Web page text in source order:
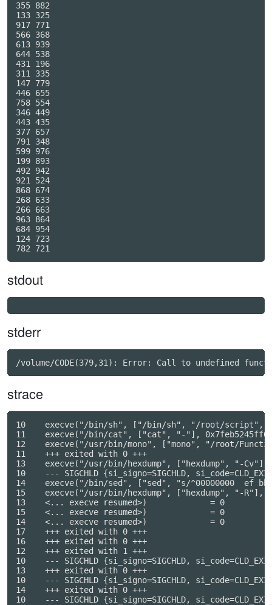
355 882
133 325
917 771
566 368
613 939
644 538
431 196
311 335
147 779
446 655
758 554
346 449
443 435
377 657
791 348
599 976
199 893
492 942
921 524
868 674
268 633
266 663
963 864
684 954
124 723
stdout
stderr
strace
10    execve("/bin/sh", ["/bin/sh", "/root/script", "/
11    execve("/bin/cat", ["cat", "-"],
12    execve("/usr/bin/mono", ["mono", "/root/
11    +++ exited with 0 +++
13    execve("/usr/bin/hexdump", ["hexdump", "-
10    --- SIGCHLD {si_signo=SIGCHLD,
14    execve("/bin/sed", ["sed", "s/^00000000  ef
15    execve("/usr/bin/hexdump", ["hexdump", "-
13    <... execve resumed>)             = 0
15    <... execve resumed>)             = 0
14    <... execve resumed>)             = 0
17    +++ exited with 0 +++
16    +++ exited with 0 +++
12    +++ exited with 1 +++
10    --- SIGCHLD {si_signo=SIGCHLD,
13    +++ exited with 0 +++
10    --- SIGCHLD {si_signo=SIGCHLD,
14    +++ exited with 0 +++
10    --- SIGCHLD {si_signo=SIGCHLD,